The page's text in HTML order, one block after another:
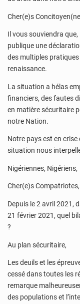
Cher(e)s
Il vous souviendra
publique une
des multiples
renaissance.
La situation a hélas
financiers, des fautes
en matière sécuritaire
notre Nation.
Notre pays est en
situation nous
Nigériennes, Nigériens,
Cher(e)s Compatriotes,
Depuis le 2 avril 2021,
21 février 2021, quel
?
Au plan sécuritaire,
Les deuils et les
cessé dans toutes les
remarque
des populations et